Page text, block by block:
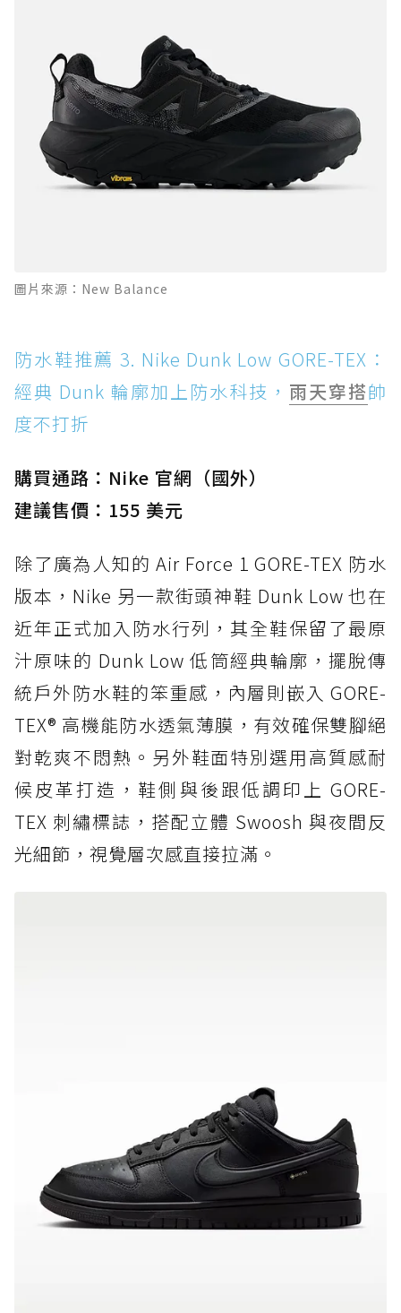
圖片來源：New Balance
防水鞋推薦 3. Nike Dunk Low GORE-TEX：
經典 Dunk 輪廓加上防水科技， 雨天穿搭帥
度不打折
購買通路：Nike 官網（國外）
建議售價：155 美元
除了廣為人知的 Air Force 1 GORE-TEX 防水
版本，Nike 另一款街頭神鞋 Dunk Low 也在
近年正式加入防水行列，其全鞋保留了最原
汁原味的 Dunk Low 低筒經典輪廓，擺脫傳
統戶外防水鞋的笨重感，內層則嵌入 GORE-
TEX® 高機能防水透氣薄膜，有效確保雙腳絕
對乾爽不悶熱。另外鞋面特別選用高質感耐
候皮革打造，鞋側與後跟低調印上 GORE-
TEX 刺繡標誌，搭配立體 Swoosh 與夜間反
光細節，視覺層次感直接拉滿。